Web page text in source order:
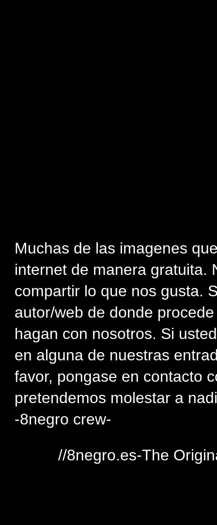
Muchas de las imagenes
internet de manera gratuita.
compartir lo que nos gusta.
autor/web de donde
hagan con nosotros. Si
en alguna de nuestras
favor, pongase en contacto
pretendemos molestar a
-8negro crew-
//8negro.es-The